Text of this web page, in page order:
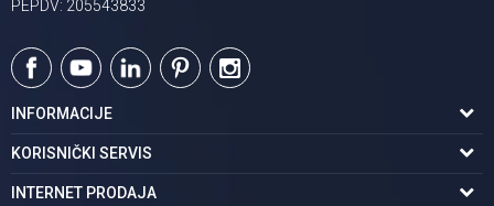
PEPDV: 205543833
INFORMACIJE
O nama
Podaci o trgovcu
KORISNIČKI SERVIS
Uslovi korišćenja
INTERNET PRODAJA